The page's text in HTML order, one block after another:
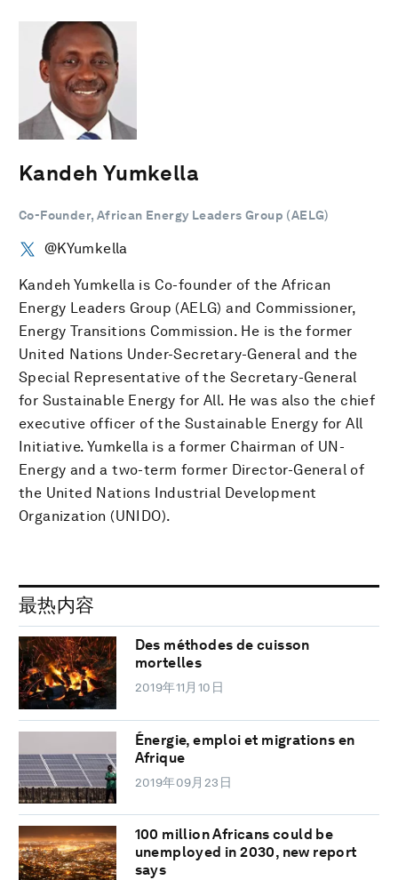
Kandeh Yumkella
Co-Founder, African Energy Leaders Group (AELG)
@KYumkella
Kandeh Yumkella is Co-founder of the African
Energy Leaders Group (AELG) and Commissioner,
Energy Transitions Commission. He is the former
United Nations Under-Secretary-General and the
Special Representative of the Secretary-General
for Sustainable Energy for All. He was also the chief
executive officer of the Sustainable Energy for All
Initiative. Yumkella is a former Chairman of UN-
Energy and a two-term former Director-General of
the United Nations Industrial Development
Organization (UNIDO).
最热内容
Des méthodes de cuisson
mortelles
2019年11月10日
Énergie, emploi et migrations en
Afrique
2019年09月23日
100 million Africans could be
unemployed in 2030, new report
says